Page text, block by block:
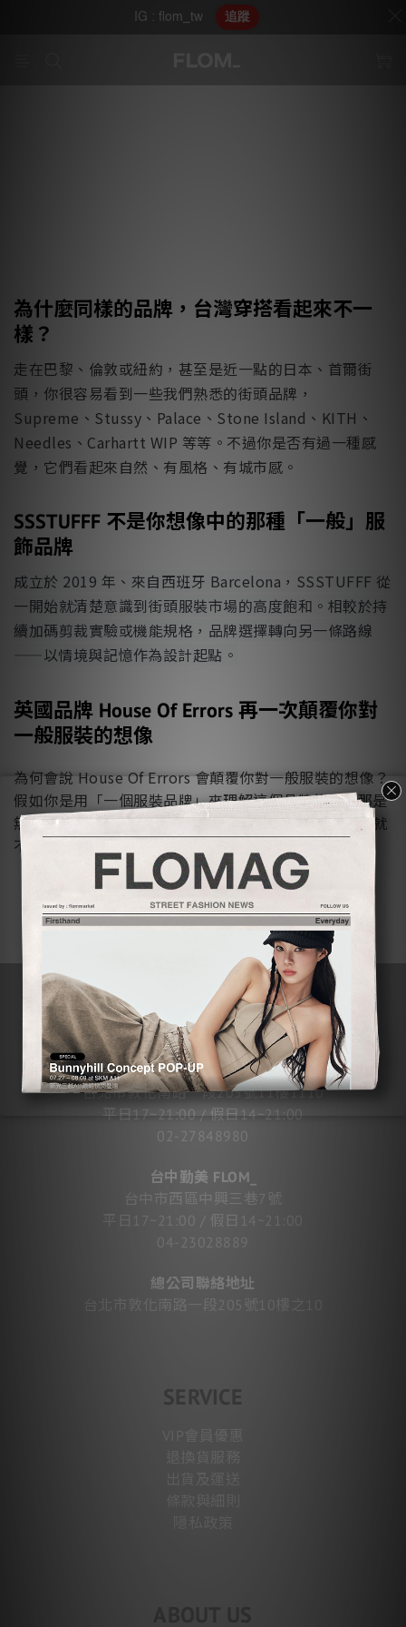
為什麼同樣的品牌，台灣穿搭看起來不一
樣？
走在巴黎、倫敦或紐約，甚至是近一點的日本、首爾街
頭，你很容易看到一些我們熟悉的街頭品牌，
Supreme、Stussy、Palace、Stone Island、KITH、
Needles、Carhartt WIP 等等。不過你是否有過一種感
覺，它們看起來自然、有風格、有城市感。
SSSTUFFF 不是你想像中的那種「一般」服
飾品牌
成立於 2019 年、來自西班牙 Barcelona，SSSTUFFF 從
一開始就清楚意識到街頭服裝市場的高度飽和。相較於持
續加碼剪裁實驗或機能規格，品牌選擇轉向另一條路線
——以情境與記憶作為設計起點。
英國品牌 House Of Errors 再一次顛覆你對
一般服裝的想像
為何會說 House Of Errors 會顛覆你對一般服裝的想像？
假如你是用「一個服裝品牌」來理解這個品牌的話，那是
無法感受到背後的精髓的。因為這個品牌的起點，本來就
不是衣服。
STORES
台北東區 FLOMMARKET
台北市敦化南路一段205號11樓1110
平日17~21:00 / 假日14~21:00
02-27848980
台中勤美 FLOM_
台中市西區中興三巷7號
平日17~21:00 / 假日14~21:00
04-23028889
總公司聯絡地址
台北市敦化南路一段205號10樓之10
SERVICE
IG : flom_tw 追蹤